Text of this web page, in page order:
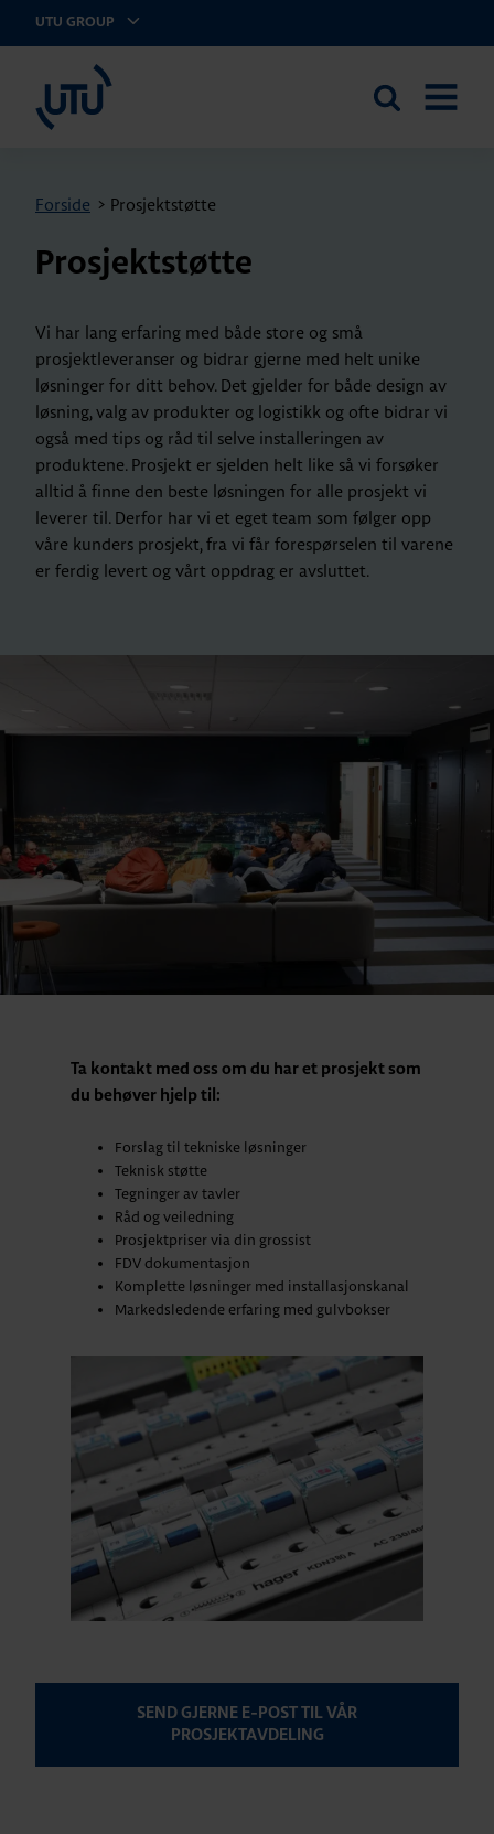
UTU GROUP
Search
Forside > Prosjektstøtte
Prosjektstøtte
Vi har lang erfaring med både store og små
prosjektleveranser og bidrar gjerne med helt unike
løsninger for ditt behov. Det gjelder for både design av
løsning, valg av produkter og logistikk og ofte bidrar vi
også med tips og råd til selve installeringen av
produktene. Prosjekt er sjelden helt like så vi forsøker
alltid å finne den beste løsningen for alle prosjekt vi
leverer til. Derfor har vi et eget team som følger opp
våre kunders prosjekt, fra vi får forespørselen til varene
er ferdig levert og vårt oppdrag er avsluttet.
Ta kontakt med oss om du har et prosjekt som
du behøver hjelp til:
Forslag til tekniske løsninger
Teknisk støtte
Tegninger av tavler
Råd og veiledning
Prosjektpriser via din grossist
FDV dokumentasjon
Komplette løsninger med installasjonskanal
Markedsledende erfaring med gulvbokser
SEND GJERNE E-POST TIL VÅR
PROSJEKTAVDELING